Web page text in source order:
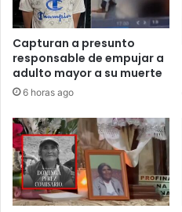
Capturan a presunto
responsable de empujar a
adulto mayor a su muerte
6 horas ago